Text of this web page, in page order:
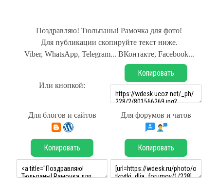
Поздравляю! Тюльпаны! Рамочка для фото!
Для публикации скопируйте текст ниже.
Viber, WhatsApp, Telegram... ВКонтакте, Facebook...
Или кнопкой:
Копировать
Для блогов и сайтов Для форумов и чатов
Копировать Копировать